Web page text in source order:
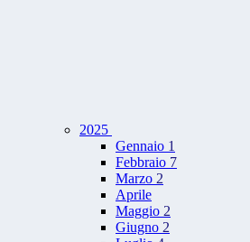
2025
Gennaio 1
Febbraio 7
Marzo 2
Aprile
Maggio 2
Giugno 2